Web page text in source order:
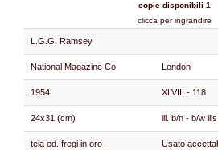
copie disponibili 1
clicca per ingrandire
L.G.G. Ramsey
National Magazine Co London
1954 XLVIII - 118
24x31 (cm) ill. b/n - b/w ills
tela ed. fregi in oro -
Usato